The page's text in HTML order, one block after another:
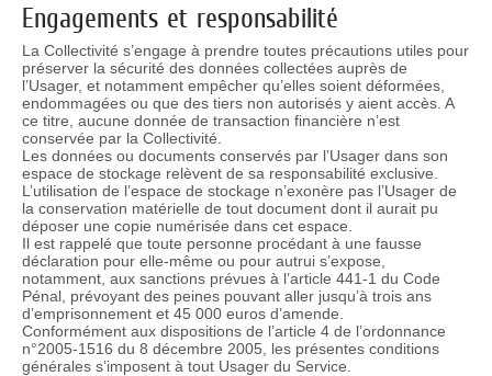
Engagements et responsabilité
La Collectivité s’engage à prendre toutes précautions utiles pour
préserver la sécurité des données collectées auprès de
l’Usager, et notamment empêcher qu’elles soient déformées,
endommagées ou que des tiers non autorisés y aient accès. A
ce titre, aucune donnée de transaction financière n’est
conservée par la Collectivité.
Les données ou documents conservés par l’Usager dans son
espace de stockage relèvent de sa responsabilité exclusive.
L’utilisation de l’espace de stockage n’exonère pas l’Usager de
la conservation matérielle de tout document dont il aurait pu
déposer une copie numérisée dans cet espace.
Il est rappelé que toute personne procédant à une fausse
déclaration pour elle-même ou pour autrui s’expose,
notamment, aux sanctions prévues à l’article 441-1 du Code
Pénal, prévoyant des peines pouvant aller jusqu’à trois ans
d’emprisonnement et 45 000 euros d’amende.
Conformément aux dispositions de l’article 4 de l’ordonnance
n°2005-1516 du 8 décembre 2005, les présentes conditions
générales s’imposent à tout Usager du Service.